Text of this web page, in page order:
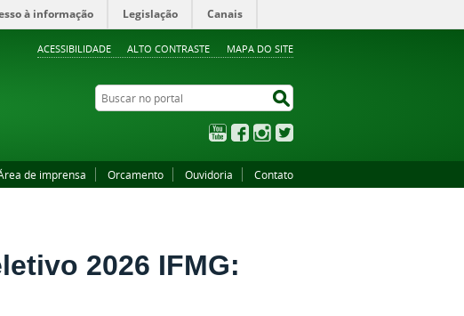
ACESSIBILIDADE ALTO CONTRASTE MAPA DO SITE
à informação Legislação Canais
Buscar no portal
YouTubeFacebookInstagram
de imprensa Orcamento Ouvidoria Contato
2026 IFMG: